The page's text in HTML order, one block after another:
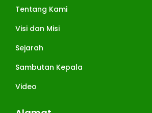
Tentang Kami
Visi dan Misi
Sejarah
Sambutan Kepala
Video